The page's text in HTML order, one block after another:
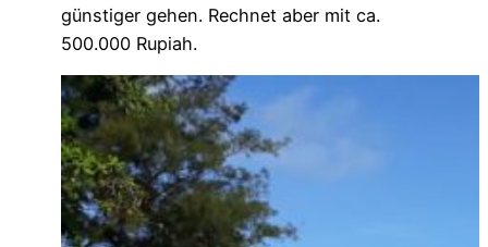
günstiger gehen. Rechnet aber mit ca.
500.000 Rupiah.